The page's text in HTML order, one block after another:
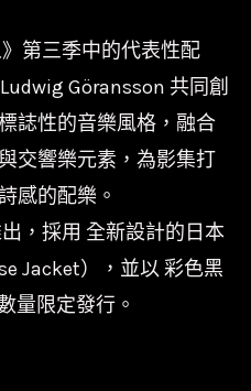
第三季中的代表性配
Göransson 共同創
誌性的音樂風格，融合
交響樂元素，為影集打
感的配樂。
，採用 全新設計的日本
Jacket），並以 彩色黑
量限定發行。